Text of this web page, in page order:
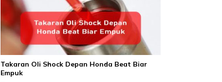
Takaran Oli Shock Depan Honda Beat Biar
Empuk